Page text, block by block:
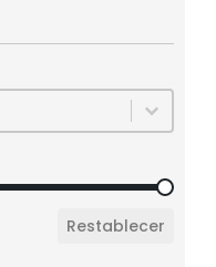
Restablecer